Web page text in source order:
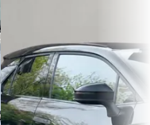
v.a. € 761/mnd
Boven markt